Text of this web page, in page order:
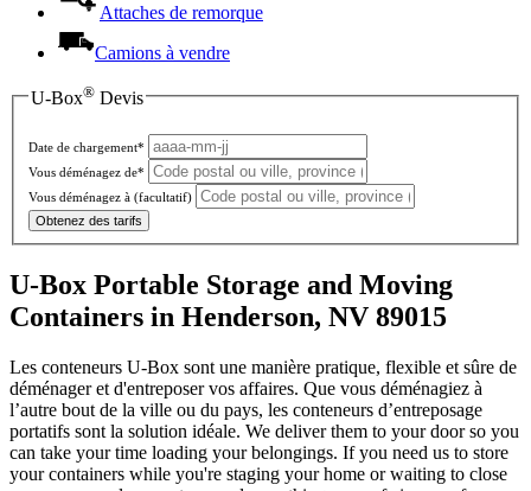
Attaches de remorque
Camions à vendre
U-Box® Devis
Date de chargement*
Vous déménagez de*
Vous déménagez à (facultatif)
Obtenez des tarifs
U-Box Portable Storage and Moving
Containers in Henderson, NV 89015
Les conteneurs U-Box sont une manière pratique, flexible et sûre de
déménager et d'entreposer vos affaires. Que vous déménagiez à
l’autre bout de la ville ou du pays, les conteneurs d’entreposage
portatifs sont la solution idéale. We deliver them to your door so you
can take your time loading your belongings. If you need us to store
your containers while you're staging your home or waiting to close